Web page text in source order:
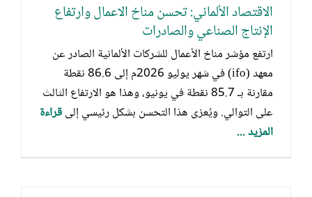
الاقتصاد الألماني: تحسن مناخ الاعمال وارتفاع
الإنتاج الصناعي والصادرات
ارتفع مؤشر مناخ الأعمال للشركات الألمانية الصادر عن
معهد (ifo) في شهر يوليو 2026م إلى 86.6 نقطة
مقارنة بـ 85.7 نقطة في يونيو، وهذا هو الارتفاع الثالث
على التوالي. ويُعزى هذا التحسن بشكل رئيسي إلىقراءة
المزيد ...